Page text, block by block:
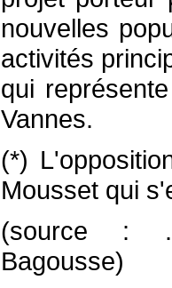
nouvelles
activités
qui
Vannes.
(*)
Mousset qui
(source :
Bagousse)